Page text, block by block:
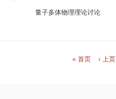
量子多体物理理论讨论
« 首页 ‹ 上页